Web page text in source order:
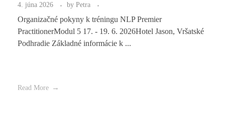
4. júna 2026 by Petra
Organizačné pokyny k tréningu NLP Premier
PractitionerModul 5 17. - 19. 6. 2026Hotel Jason, Vršatské
Podhradie Základné informácie k ...
Read More